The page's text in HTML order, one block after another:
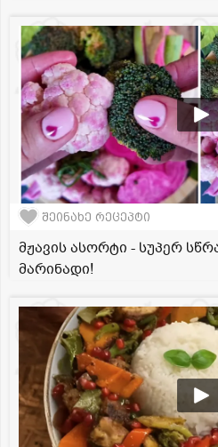
შეინახე რეცეპტი
მჟავის ასორტი - სუპერ
მარინადი!